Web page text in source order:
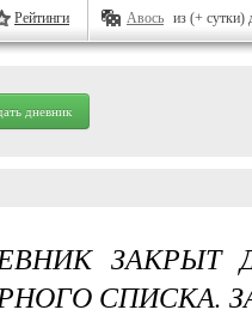
Рейтинги Авось из (+ сутки)
дневник
ЗАКРЫТ
СПИСКА.